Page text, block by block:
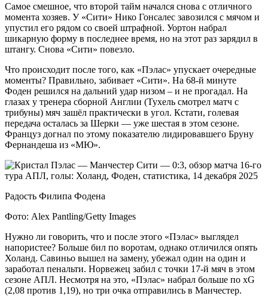
Самое смешное, что второй тайм начался снова с отличного
момента хозяев. У «Сити» Нико Гонсалес завозился с мячом и
упустил его рядом со своей штрафной. Уортон набрал
шикарную форму в последнее время, но на этот раз зарядил в
штангу. Снова «Сити» повезло.
Что происходит после того, как «Пэлас» упускает очередные
моменты? Правильно, забивает «Сити». На 68-й минуте
Фоден решился на дальний удар низом – и не прогадал. На
глазах у тренера сборной Англии (Тухель смотрел матч с
трибуны) мяч зашёл практически в угол. Кстати, голевая
передача осталась за Шерки — уже шестая в этом сезоне.
Француз догнал по этому показателю лидировавшего Бруну
Фернандеша из «МЮ».
Радость Филипа Фодена
Фото: Alex Pantling/Getty Images
Нужно ли говорить, что и после этого «Пэлас» выглядел
напористее? Больше бил по воротам, однако отличился опять
Холанд. Савиньо вышел на замену, убежал один на один и
заработал пенальти. Норвежец забил с точки 17-й мяч в этом
сезоне АПЛ. Несмотря на это, «Пэлас» набрал больше по xG
(2,08 против 1,19), но три очка отправились в Манчестер.